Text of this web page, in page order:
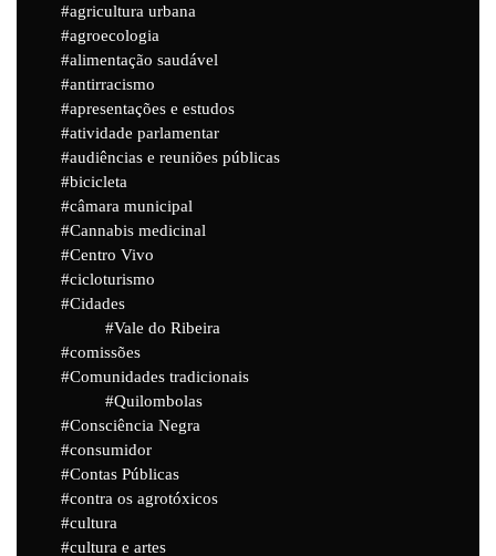
agricultura urbana
agroecologia
alimentação saudável
antirracismo
apresentações e estudos
atividade parlamentar
audiências e reuniões públicas
bicicleta
câmara municipal
Cannabis medicinal
Centro Vivo
cicloturismo
Cidades
Vale do Ribeira
comissões
Comunidades tradicionais
Quilombolas
Consciência Negra
consumidor
Contas Públicas
contra os agrotóxicos
cultura
cultura e artes